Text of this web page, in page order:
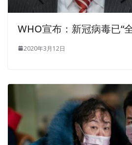
WHO宣布：新冠病毒已“
2020年3月12日